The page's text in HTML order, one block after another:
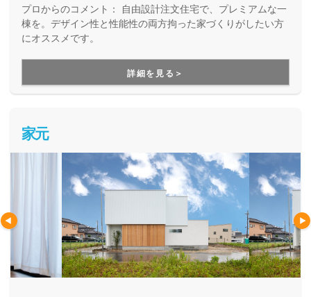
プロからのコメント： 自由設計注文住宅で、プレミアムな一
棟を。デザイン性と性能性の両方拘った家づくりがしたい方
にオススメです。
詳細を見る＞
家元